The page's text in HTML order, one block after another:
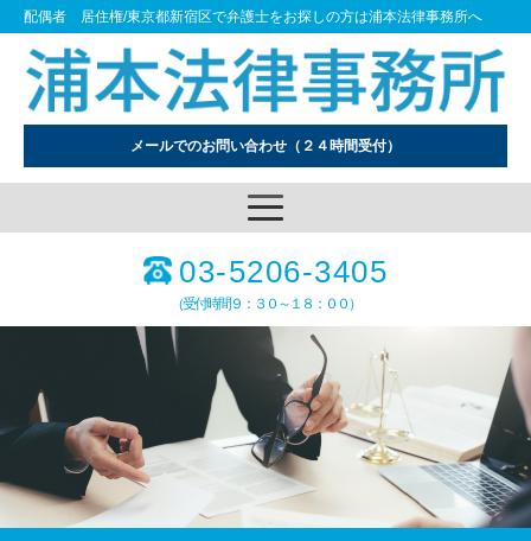
配偶者 居住権/東京都新宿区で弁護士をお探しの方は浦本法律事務所へ
メールでのお問い合わせ （２４時間受付）
03-5206-3405
（受付時間９：３０～１８：００）